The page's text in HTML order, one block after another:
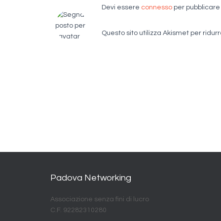
Devi essere connesso per
Questo sito utilizza Akismet per
Padova Networking
Associazione senza fini di lucro
C.F. 92282310280